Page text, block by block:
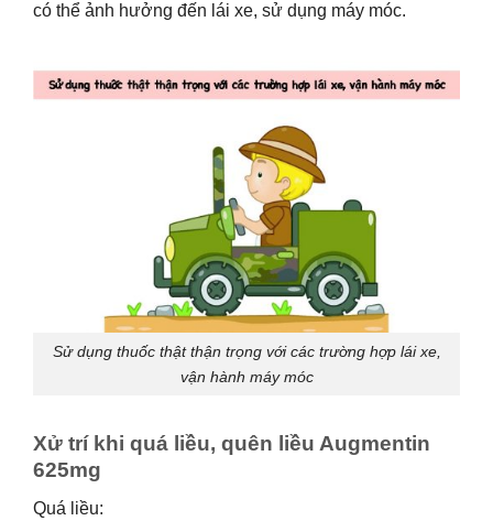
có thể ảnh hưởng đến lái xe, sử dụng máy móc.
Sử dụng thuốc thật thận trọng với các trường hợp lái xe,
vận hành máy móc
Xử trí khi quá liều, quên liều Augmentin
625mg
Quá liều: